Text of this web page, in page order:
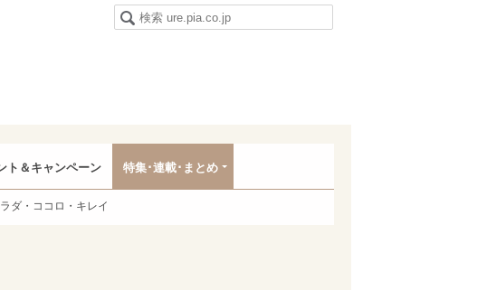
ト＆キャンペーン 特集･連載･まとめ
ダ・ココロ・キレイ